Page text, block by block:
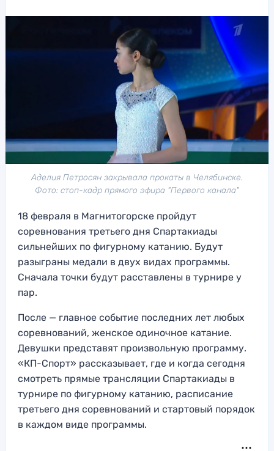
Аделия Петросян закрывала прокаты в Челябинске.
Фото: стоп-кадр прямого эфира "Первого канала"
18 февраля в Магнитогорске пройдут
соревнования третьего дня Спартакиады
сильнейших по фигурному катанию. Будут
разыграны медали в двух видах программы.
Сначала точки будут расставлены в турнире у
пар.
После — главное событие последних лет любых
соревнований, женское одиночное катание.
Девушки представят произвольную программу.
«КП-Спорт» рассказывает, где и когда сегодня
смотреть прямые трансляции Спартакиады в
турнире по фигурному катанию, расписание
третьего дня соревнований и стартовый порядок
в каждом виде программы.